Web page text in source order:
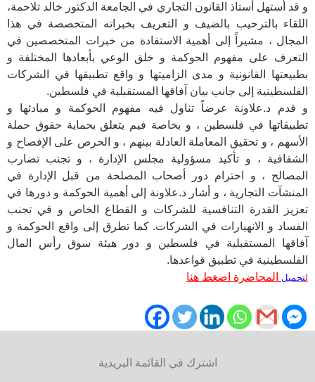
و قد أستهل أستاذ القانون التجاري في الجامعة الدكتور خالد تلاحمة،
اللقاء بالترحيب بالضيف و التعريف بخبراته المتخصصة في هذا
المجال ، مشيراً إلى أهمية الاستفادة من خبرات المتخصصين في
التعرف على مفهوم الحوكمة و خلق الوعي بأبعادها المختلفة و
بطبيعتها القانونية و مدى الزاميتها و واقع تطبيقها في الشركات
الفلسطينية إلى جانب بيان آفاقها المستقبلية في فلسطين.
و قدم د.علاونة عرضاً تناول فيه مفهوم الحوكمة و مبادئها و
تطبيقاتها في فلسطين ، و بخاصة فيم يتعلق بحماية حقوق حملة
الأسهم ، و تحقيق المعاملة العادلة بينهم ، و الحرص على الإفصاح و
الشفافية ، و تأكيد مسؤولية مجلس الإدارة ، و تجنب تضارب
المصالح ، و احترام دور أصحاب المصلحة من قبل الإدارة في
المنشآت التجارية ، و أشار د.علاونة إلى أهمية الحوكمة و دورها في
تعزيز القدرة التنافسية للشركات و القطاع الخاص و في تجنب
الفساد و الانهيارات في الشركات. كما تطرق إلى واقع الحوكمة و
آفاقها المستقبلية في فلسطين و دور هيئة سوق رأس المال
الفلسطينية في تطبيق قواعدها.
لتحميل المحاضرة اضغط هنا
اشترك في القائمة البريدية